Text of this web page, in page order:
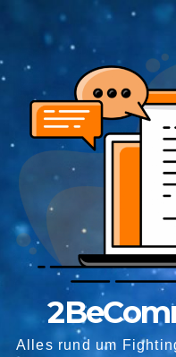
Inhalt
Alles rund um